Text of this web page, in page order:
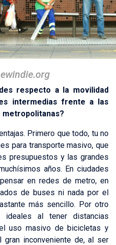
respecto a la movilidad
intermedias frente a las
metropolitanas?
Primero que todo, tu no
para transporte masivo, que
presupuestos y las grandes
años. En ciudades
en redes de metro, en
de buses ni nada por el
más sencillo. Por otro
ideales al tener distancias
uso masivo de bicicletas y
gran inconveniente de, al ser